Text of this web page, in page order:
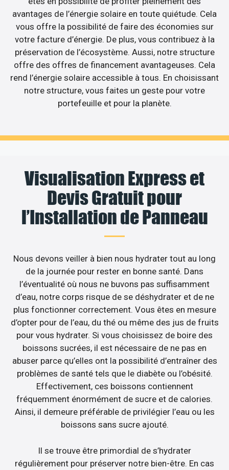
avantages de l’énergie solaire en toute quiétude. Cela
vous offre la possibilité de faire des économies sur
votre facture d’énergie. De plus, vous contribuez à la
préservation de l’écosystème. Aussi, notre structure
offre des offres de financement avantageuses. Cela
rend l’énergie solaire accessible à tous. En choisissant
notre structure, vous faites un geste pour votre
portefeuille et pour la planète.
Visualisation Express et
Devis Gratuit pour
l’Installation de Panneau
Nous devons veiller à bien nous hydrater tout au long
de la journée pour rester en bonne santé. Dans
l’éventualité où nous ne buvons pas suffisamment
d’eau, notre corps risque de se déshydrater et de ne
plus fonctionner correctement. Vous êtes en mesure
d’opter pour de l’eau, du thé ou même des jus de fruits
pour vous hydrater. Si vous choisissez de boire des
boissons sucrées, il est nécessaire de ne pas en
abuser parce qu’elles ont la possibilité d’entraîner des
problèmes de santé tels que le diabète ou l’obésité.
Effectivement, ces boissons contiennent
fréquemment énormément de sucre et de calories.
Ainsi, il demeure préférable de privilégier l’eau ou les
boissons sans sucre ajouté.
Il se trouve être primordial de s’hydrater
régulièrement pour préserver notre bien-être. En cas